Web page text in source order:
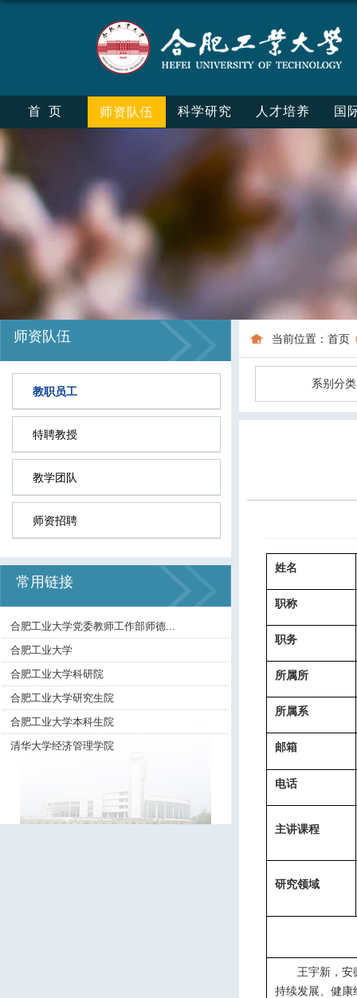
首页 师资队伍 科学研究 人才培养 国
师资队伍
教职员工
特聘教授
教学团队
师资招聘
常用链接
合肥工业大学党委教师工作部师德...
合肥工业大学
合肥工业大学科研院
合肥工业大学研究生院
合肥工业大学本科生院
清华大学经济管理学院
当前位置： 首页
系别分类
姓名
职称
职务
所属所
所属系
邮箱
电话
主讲课程
研究领域
王宇新， 安
持续发展、健康